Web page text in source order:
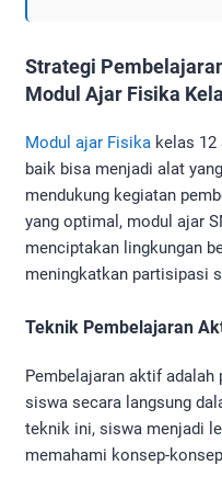
Strategi
Modul Ajar Fisika
Modul ajar Fisika kelas 12
baik bisa menjadi alat
mendukung kegiatan
yang optimal, modul ajar
menciptakan lingkungan
meningkatkan partisipasi
Teknik Pembelajaran
Pembelajaran aktif adalah
siswa secara langsung
teknik ini, siswa menjadi
memahami konsep-